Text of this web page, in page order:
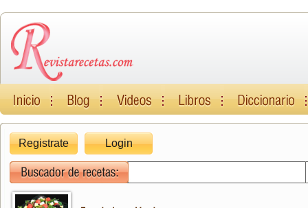
Registrate Login